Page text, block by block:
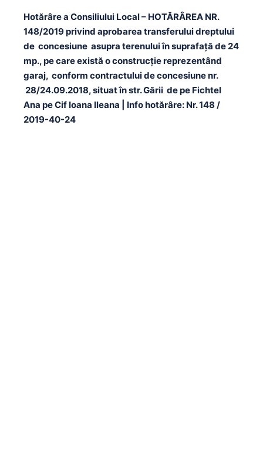
Hotărâre a Consiliului Local – HOTĂRÂREA NR.
148/2019 privind aprobarea transferului dreptului
de concesiune asupra terenului în suprafaţă de 24
mp., pe care există o construcţie reprezentând
garaj, conform contractului de concesiune nr.
28/24.09.2018, situat în str. Gării de pe Fichtel
Ana pe Cif Ioana Ileana | Info hotărâre: Nr. 148 /
2019-40-24